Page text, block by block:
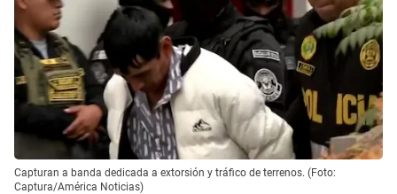
Capturan a banda dedicada a extorsión y tráfico de terrenos. (Foto:
Captura/América Noticias)